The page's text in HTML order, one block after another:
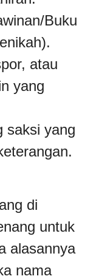
Buku
atau
yang
saksi yang
di
untuk
alasannya
nama